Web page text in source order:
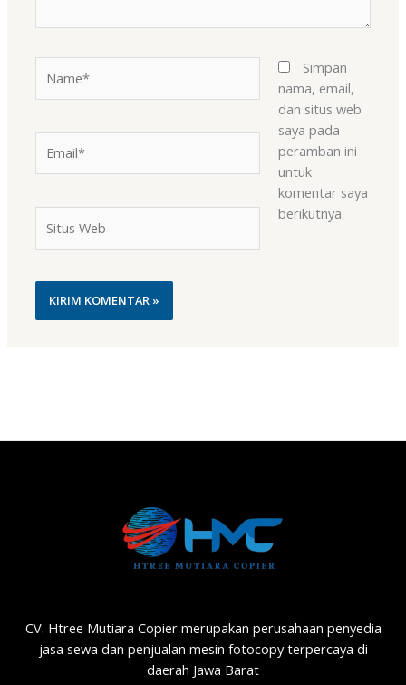
Web
Simpan
nama, email,
dan situs web
saya pada
peramban ini
untuk
komentar saya
berikutnya.
CV. Htree Mutiara Copier merupakan perusahaan penyedia
jasa sewa dan penjualan mesin fotocopy terpercaya di
daerah Jawa Barat